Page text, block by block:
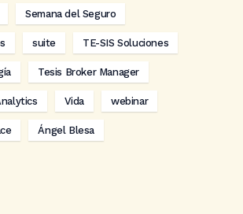
Semana del Seguro
suite TE-SIS Soluciones
Tesis Broker Manager
Vida webinar
Ángel Blesa